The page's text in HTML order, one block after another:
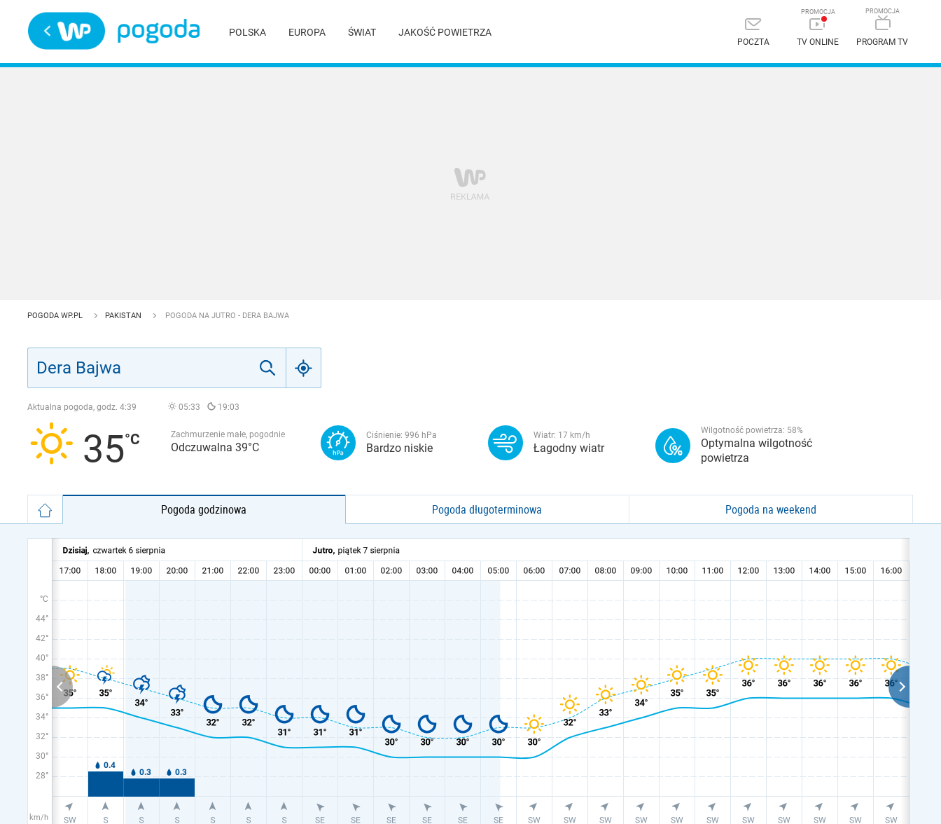
POLSKA EUROPA ŚWIAT JAKOŚĆ POWIETRZA
POCZTA TV ONLINE PROGRAM TV
POGODA WP.PL PAKISTAN POGODA NA JUTRO - DERA BAJWA
Aktualna pogoda, godz. 4:39 05:33 19:03
35 Zachmurzenie małe, pogodnie
Odczuwalna 39°C
Ciśnienie: 996 hPa
Bardzo niskie
Wiatr: 17 km/h
Łagodny wiatr
Wilgotność powietrza: 58%
Optymalna wilgotność
powietrza
Pogoda godzinowa Pogoda długoterminowa Pogoda na weekend
°C
44°
42°
40°
38°
36°
34°
32°
30°
28°
km/h